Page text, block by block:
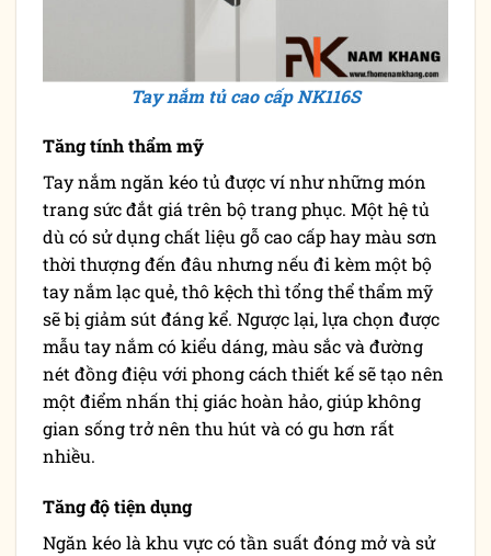
Tay nắm tủ cao cấp NK116S
Tăng tính thẩm mỹ
Tay nắm ngăn kéo tủ được ví như những món
trang sức đắt giá trên bộ trang phục. Một hệ tủ
dù có sử dụng chất liệu gỗ cao cấp hay màu sơn
thời thượng đến đâu nhưng nếu đi kèm một bộ
tay nắm lạc quẻ, thô kệch thì tổng thể thẩm mỹ
sẽ bị giảm sút đáng kể. Ngược lại, lựa chọn được
mẫu tay nắm có kiểu dáng, màu sắc và đường
nét đồng điệu với phong cách thiết kế sẽ tạo nên
một điểm nhấn thị giác hoàn hảo, giúp không
gian sống trở nên thu hút và có gu hơn rất
nhiều.
Tăng độ tiện dụng
Ngăn kéo là khu vực có tần suất đóng mở và sử